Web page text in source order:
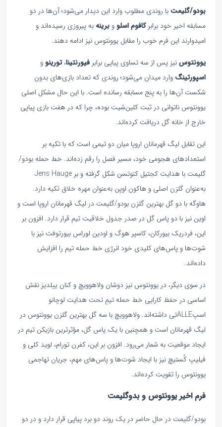
بودو/گلیمت با روندی مطلوب وارد این دیدار می‌شود؛ آن‌ها در دو
مسابقه اخیر خود برابرکافوم اسلو وبرینه به پیروزی رسیده‌اند و
امیدوارند این فرم خوب را مقابل یوونتوس نیز ادامه دهند.
یوونتوسنیز پس از سه تساوی پیاپی برابرفیورنتینا،تورینو و
اسپورتینگ وارد میدان می‌شود؛ روندی که تعداد بازی‌های بدون
شکست آن‌ها را به پنج مسابقه رسانده است. با این حال مشکل اصلی
یوونتوس ناتوانی در ثبت کلین‌شیت بوده، چرا که در هفت بازی پیاپی
خارج از خانه گل دریافت کرده‌اند.
این تقابل لیگ قهرمانان اروپا میان دو تیمی است که با تکیه بر
استعدادهای هجومی خود، مسیر فصل را رقم زده‌اند. خط حمله بودو/
گلیمت با هدایت کجتیل کنوتسن شکل گرفته و بر Jens Hauge
به‌عنوان گلزن اصلی و هاکون اویِن به‌عنوان مهره خلاق تکیه دارد.
هاوگه با دو گل بهترین گلزن بودو/گلیمت در لیگ قهرمانان اروپا است و
اوین نیز با دو پاس گل در صدر جدول خلاقیت تیم قرار دارد. افزون بر
این، فردریک بیورکان، کاسپر هوگ و اودین لوراس بیورتوفت نیز با
شوت‌ها و پاس‌های کلیدی خود انرژی خط حمله تیم را افزایش
داده‌اند.
در سوی دیگر، در یوونتوس نیز دوشان ولاهوویچ و کنان ییلدیز نقش
اساسی در حفظ کارایی خط حمله تیمِ تحت هدایت لوچانو
اسپALLEتی داشته‌اند. ولاهوویچ با سه گل بهترین گلزن یوونتوس در
لیگ قهرمانان است و همچنین با یک پاس گل، مؤثرترین بازیکن تیم در
ایجاد موقعیت به شمار می‌رود. افزون بر این، کفرن تورام، لوید کلی و
فیلیپ کُستیچ نیز با ایجاد شوت‌ها و پاس‌های مهم، جریان تهاجمی
یوونتوس را تقویت کرده‌اند.
فرم اخیر یوونتوس و بدوگلیمت
بودو/گلیمت در حال حاضر در یک روند دو برد پیاپی قرار دارد و در دو